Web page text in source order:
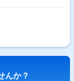
んか？